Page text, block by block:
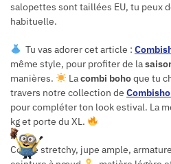
salopettes sont taillées EU, tu peux
habituelle.
Tu vas adorer cet article :
même style, pour profiter de la
manières.
Lacombi bohoque tu
travers notre collection de
pour compléter ton look estival. La
kg et porte du XL.
Coupe stretchy, jupe ample,